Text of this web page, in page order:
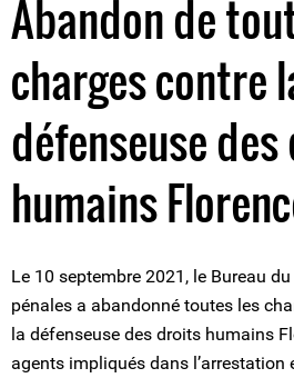
Abandon de
charges contre
défenseuse
humains
Le 10 septembre 2021, le Bureau
pénales a abandonné toutes les
la défenseuse des droits humains
agents impliqués dans l’arrestation